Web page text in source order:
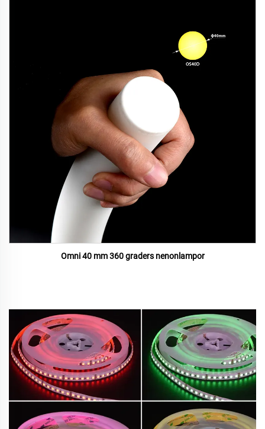
Omni 40 mm 360 graders nenonlampor